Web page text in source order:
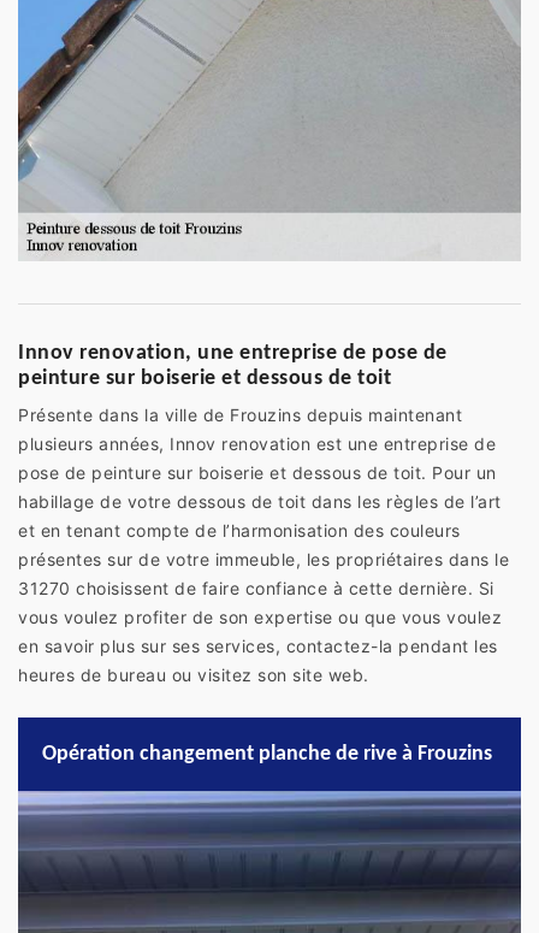
Innov renovation, une entreprise de pose de
peinture sur boiserie et dessous de toit
Présente dans la ville de Frouzins depuis maintenant
plusieurs années, Innov renovation est une entreprise de
pose de peinture sur boiserie et dessous de toit. Pour un
habillage de votre dessous de toit dans les règles de l’art
et en tenant compte de l’harmonisation des couleurs
présentes sur de votre immeuble, les propriétaires dans le
31270 choisissent de faire confiance à cette dernière. Si
vous voulez profiter de son expertise ou que vous voulez
en savoir plus sur ses services, contactez-la pendant les
heures de bureau ou visitez son site web.
Opération changement planche de rive à Frouzins